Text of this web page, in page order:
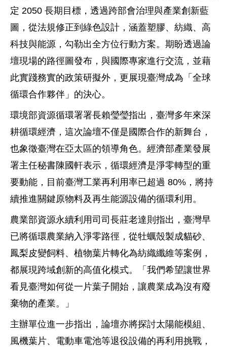
定 2050 長期目標，透過跨部會治理與產業創新藍
圖，從法規修正到綠色設計，涵蓋塑膠、紡織、高
科技與能源，勾勒出全方位行動方案。期盼透過論
壇現場的路徑圖發布，與國際專家進行交流，並藉
此實踐務實的政策研擬外，更展現臺灣成為「全球
循環合作夥伴」的決心。
環境部資源循環署署長賴瑩瑩指出，臺灣多年來深
耕循環經濟，這次論壇不僅是國際合作的新舞台，
也象徵臺灣在亞太區的領導角色。經濟部產業發展
署主任秘書陳國軒表示，循環經濟是淨零轉型的重
要動能，目前臺灣工業再利用率已超過 80%，將持
續推進關鍵原物料及再生能源設備的循環利用。
農業部資源永續利用司司長莊老達則指出，臺灣早
已將循環農業納入淨零路徑，從牡蠣殼製成貓砂、
鳳梨皮變飼料、植物葉片轉化為紡織纖維等案例，
都展現跨域創新的高值化模式。「我們希望讓世界
看見臺灣如何從一片葉子開始，讓農業成為沒有廢
棄物的產業。」
主辦單位進一步指出，論壇亦將探討太陽能模組、
風機葉片、電動車電池等退役設備的再利用挑戰，